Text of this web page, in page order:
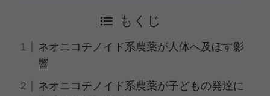
もくじ
ネオニコチノイド系農薬が人体へ及ぼす影
響
ネオニコチノイド系農薬が子どもの発達に